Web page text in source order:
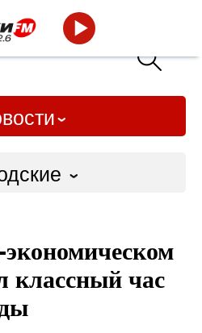
Дело
классный час